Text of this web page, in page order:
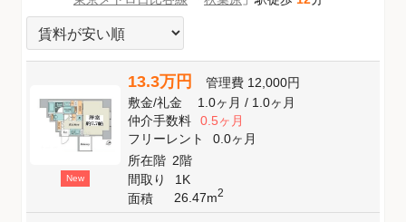
New
13.3万円 管理費 12,000円
敷金/礼金 1.0ヶ月/ 1.0ヶ月
仲介手数料
0.5ヶ月
フリーレント
0.0ヶ月
所在階 2階
間取り
1K
面積
26.47m2